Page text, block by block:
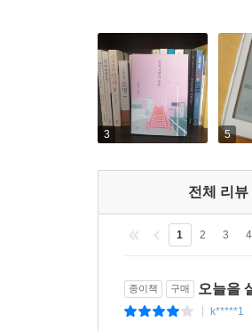
“기쁨과 슬픔 사이, 미처
섬세하게 포착해낸다. 오
“흥미로운 시의적 모티
“장류진은 소문으로 먼
이야기다.”(편혜영)
“매일 새로운 것을 개발
있는 작가다.”(강영숙)
3 5
전체 리뷰
1 2 3 4
종이책 구매 오늘을
k*****1